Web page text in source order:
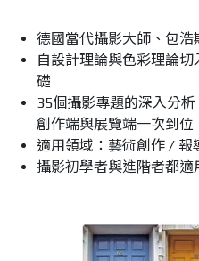
德國當代攝影大師、包
自設計理論與色彩理論
礎
35個攝影專題的深入分析
創作端與展覽端一次到位
適用領域：藝術創作/ 報
攝影初學者與進階者都